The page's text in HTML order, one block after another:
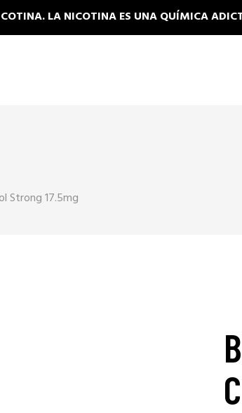
LA NICOTINA ES UNA QUÍMICA
Strong 17.5mg